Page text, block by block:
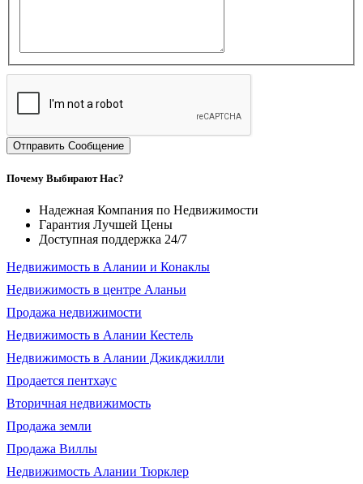
Отправить Сообщение
Почему Выбирают Нас?
Надежная Компания по Недвижимости
Гарантия Лучшей Цены
Доступная поддержка 24/7
Недвижимость в Алании и Конаклы
Недвижимость в центре Аланьи
Продажа недвижимости
Недвижимость в Алании Кестель
Недвижимость в Алании Джикджилли
Продается пентхаус
Вторичная недвижимость
Продажа земли
Продажа Виллы
Недвижимость Алании Тюрклер